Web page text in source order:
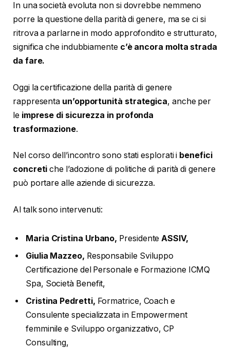
In una società evoluta non si dovrebbe nemmeno
porre la questione della parità di genere, ma se ci si
ritrova a parlarne in modo approfondito e strutturato,
significa che indubbiamente c’è ancora molta strada
da fare.
Oggi la certificazione della parità di genere
rappresenta un’opportunità strategica, anche per
le imprese di sicurezza in profonda
trasformazione.
Nel corso dell’incontro sono stati esplorati i benefici
concreti che l’adozione di politiche di parità di genere
può portare alle aziende di sicurezza.
Al talk sono intervenuti:
Maria Cristina Urbano, Presidente ASSIV,
Giulia Mazzeo, Responsabile Sviluppo
Certificazione del Personale e Formazione ICMQ
Spa, Società Benefit,
Cristina Pedretti, Formatrice, Coach e
Consulente specializzata in Empowerment
femminile e Sviluppo organizzativo, CP
Consulting,